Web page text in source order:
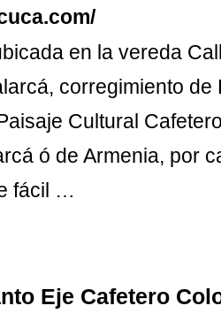
en la vereda
corregimiento de
Cultural
ó de Armenia, por
fácil …
Eje Cafetero